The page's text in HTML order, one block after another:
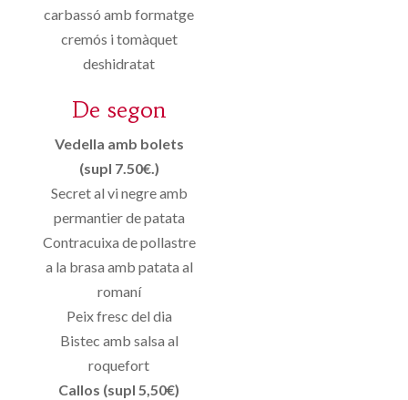
carbassó amb formatge
cremós i tomàquet
deshidratat
De segon
Vedella amb bolets
(supl 7.50€.)
Secret al vi negre amb
permantier de patata
Contracuixa de pollastre
a la brasa amb patata al
romaní
Peix fresc del dia
Bistec amb salsa al
roquefort
Callos (supl 5,50€)